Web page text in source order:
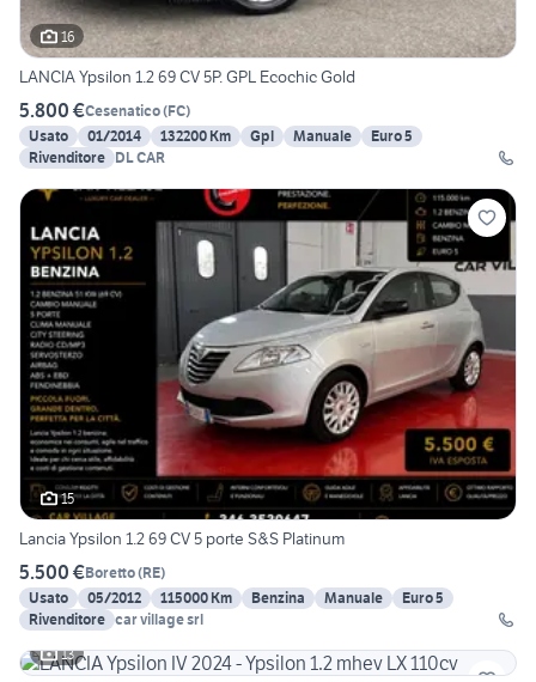
16
LANCIA Ypsilon 1.2 69 CV 5P. GPL Ecochic Gold
5.800 €Cesenatico(FC)
Usato
01/2014 132200 Km Gpl Manuale
Euro 5
Rivenditore DL CAR
15
Lancia Ypsilon 1.2 69 CV 5 porte S&S Platinum
5.500 €Boretto(RE)
Usato
05/2012 115000 Km Benzina Manuale
Euro 5
Rivenditore car village srl
13